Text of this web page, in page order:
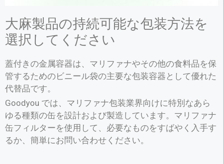
大麻製品の持続可能な包装方法を
選択してください
蓋付きの金属容器は、マリファナやその他の食料品を保
管するためのビニール袋の主要な包装容器として優れた
代替品です。
Goodyou では、マリファナ包装業界向けに特別なあら
ゆる種類の缶を設計および製造しています。マリファナ
缶フィルターを使用して、必要なものをすばやく入手す
るか、簡単にお問い合わせください。